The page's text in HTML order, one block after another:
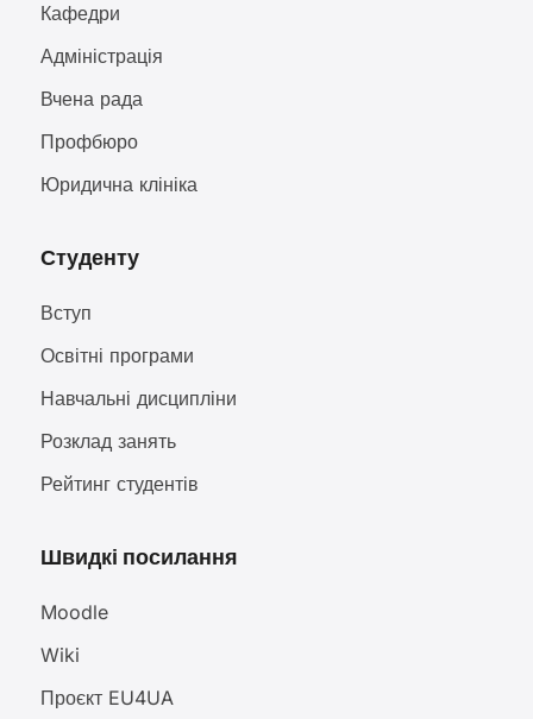
Кафедри
Адміністрація
Вчена рада
Профбюро
Юридична клініка
Студенту
Вступ
Освітні програми
Навчальні дисципліни
Розклад занять
Рейтинг студентів
Швидкі посилання
Moodle
Wiki
Проєкт EU4UA